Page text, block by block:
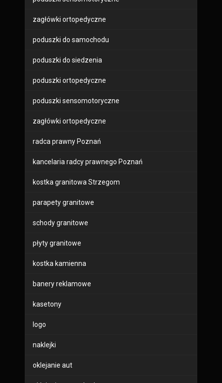
zagłówki ortopedyczne
poduszki do samochodu
poduszki do siedzenia
poduszki ortopedyczne
poduszki sensomotoryczne
zagłówki ortopedyczne
radca prawny Poznań
kancelaria radcy prawnego Poznań
kostka granitowa Strzegom
parapety granitowe
schody granitowe
płyty granitowe
kostka kamienna
banery reklamowe
kasetony
logo
naklejki
oklejanie aut